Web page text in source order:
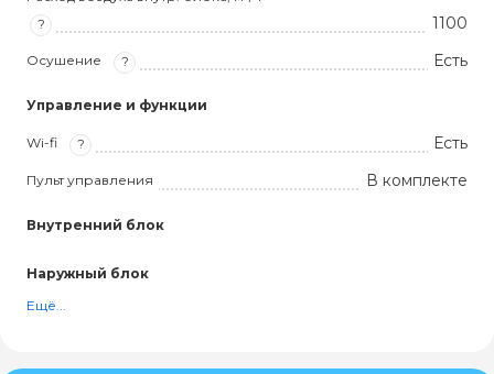
?
1100
Осушение ? Есть
Управление и функции
Wi-fi ? Есть
Пульт управления В комплекте
Внутренний блок
Наружный блок
Ещё...